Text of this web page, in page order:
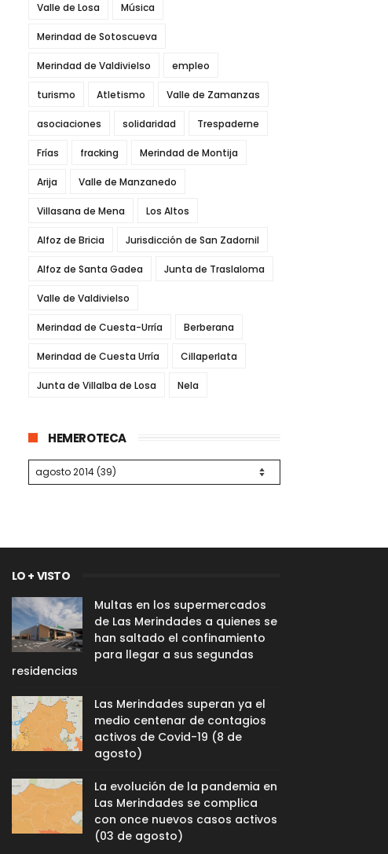
Valle de Losa Música
Merindad de Sotoscueva
Merindad de Valdivielso empleo
turismo Atletismo Valle de Zamanzas
asociaciones solidaridad Trespaderne
Frías fracking Merindad de Montija
Arija Valle de Manzanedo
Villasana de Mena Los Altos
Alfoz de Bricia Jurisdicción de San Zadornil
Alfoz de Santa Gadea Junta de Traslaloma
Valle de Valdivielso
Merindad de Cuesta-Urría Berberana
Merindad de Cuesta Urría Cillaperlata
Junta de Villalba de Losa Nela
HEMEROTECA
LO + VISTO
Multas en los supermercados
de Las Merindades a quienes se
han saltado el confinamiento
para llegar a sus segundas
residencias
Las Merindades superan ya el
medio centenar de contagios
activos de Covid-19 (8 de
agosto)
La evolución de la pandemia en
Las Merindades se complica
con once nuevos casos activos
(03 de agosto)